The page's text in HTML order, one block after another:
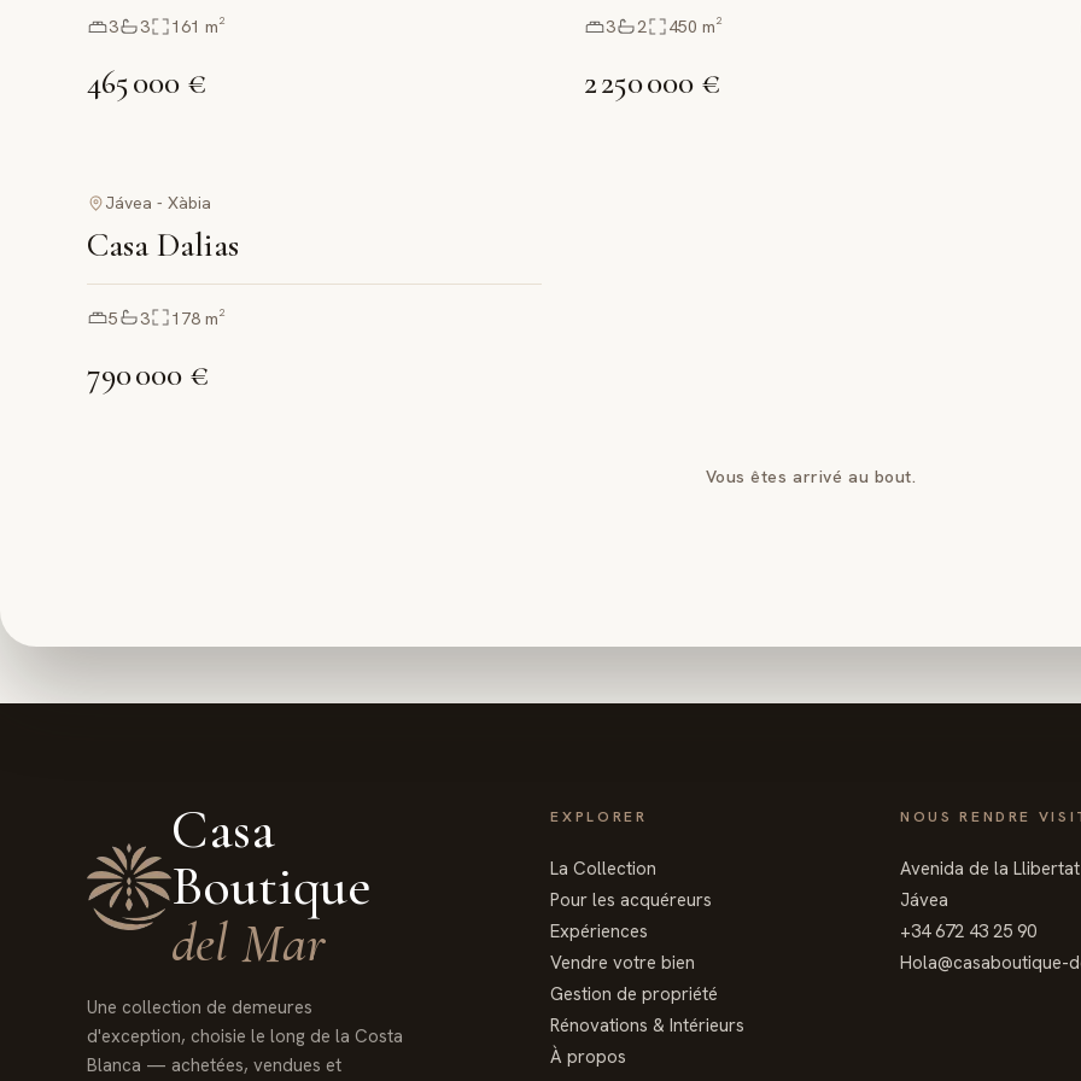
3 3 161 m²
465 000 €
3 2 450 m²
2 250 000 €
Jávea - Xàbia
Casa Dalias
5 3 178 m²
790 000 €
Vous êtes arrivé au bout.
Casa
Boutique
del Mar
Une collection de demeures
d'exception, choisie le long de la Costa
Blanca — achetées, vendues et
EXPLORER
La Collection
Pour les acquéreurs
Expériences
Vendre votre bien
Gestion de propriété
Rénovations & Intérieurs
À propos
NOUS RENDRE
Avenida de la
Jávea
+34 672 43 25 90
Hola@casaboutique-